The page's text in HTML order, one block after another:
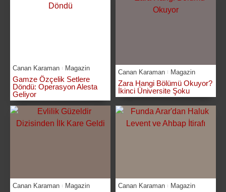
Canan Karaman Magazin
Gamze Özçelik Setlere
Döndü: Operasyon Alesta
Geliyor
Canan Karaman Magazin
Zara Hangi Bölümü Okuyor?
İkinci Üniversite Şoku
Canan Karaman Magazin Canan Karaman Magazin